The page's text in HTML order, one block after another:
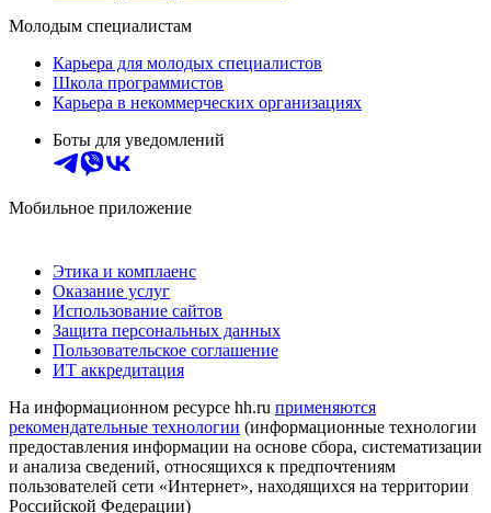
Молодым специалистам
Карьера для молодых специалистов
Школа программистов
Карьера в некоммерческих организациях
Боты для уведомлений
Мобильное приложение
Этика и комплаенс
Оказание услуг
Использование сайтов
Защита персональных данных
Пользовательское соглашение
ИТ аккредитация
На информационном ресурсе hh.ru применяются
рекомендательные технологии (информационные технологии
предоставления информации на основе сбора, систематизации
и анализа сведений, относящихся к предпочтениям
пользователей сети «Интернет», находящихся на территории
Российской Федерации)